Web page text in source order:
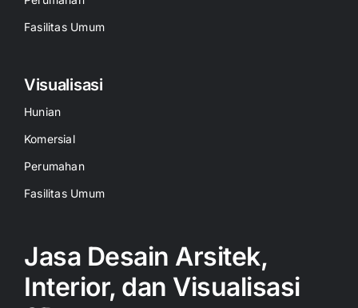
Fasilitas Umum
Visualisasi
Hunian
Komersial
Perumahan
Fasilitas Umum
Jasa Desain Arsitek,
Interior, dan Visualisasi